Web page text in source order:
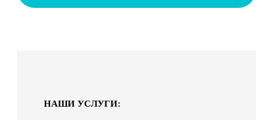
НАШИ УСЛУГИ: